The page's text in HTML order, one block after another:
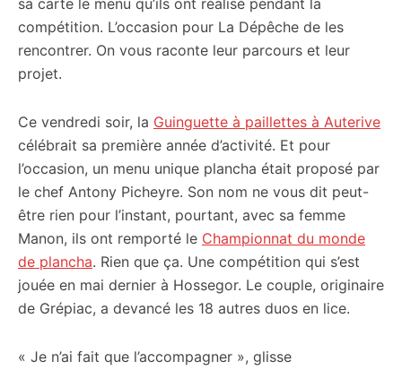
sa carte le menu qu’ils ont réalisé pendant la
compétition. L’occasion pour La Dépêche de les
rencontrer. On vous raconte leur parcours et leur
projet.
Ce vendredi soir, la Guinguette à paillettes à Auterive
célébrait sa première année d’activité. Et pour
l’occasion, un menu unique plancha était proposé par
le chef Antony Picheyre. Son nom ne vous dit peut-
être rien pour l’instant, pourtant, avec sa femme
Manon, ils ont remporté le Championnat du monde
de plancha. Rien que ça. Une compétition qui s’est
jouée en mai dernier à Hossegor. Le couple, originaire
de Grépiac, a devancé les 18 autres duos en lice.
« Je n’ai fait que l’accompagner », glisse